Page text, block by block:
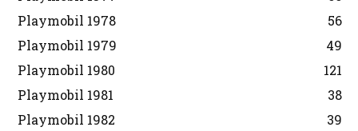
Playmobil 1978
56
Playmobil 1979
49
Playmobil 1980
121
Playmobil 1981
38
Playmobil 1982
39